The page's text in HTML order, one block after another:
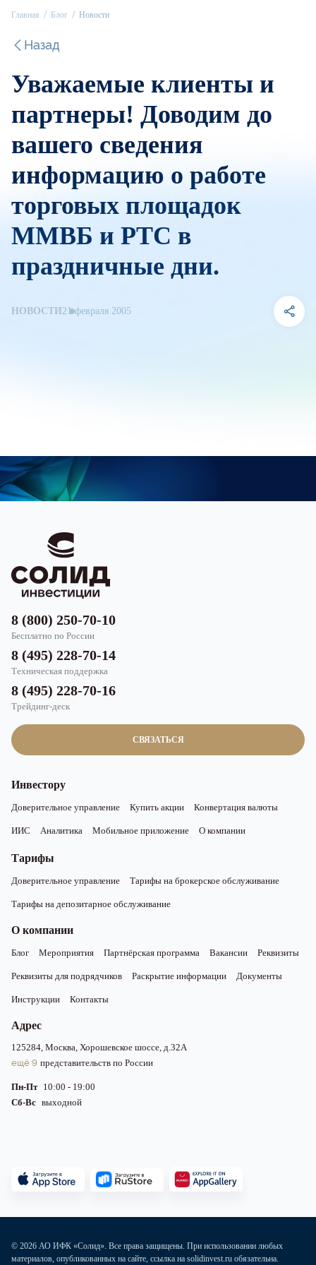
Главная Блог Новости
Назад
Уважаемые клиенты и
партнеры! Доводим до
вашего сведения
информацию о работе
торговых площадок
ММВБ и РТС в
праздничные дни.
НОВОСТИ 21 февраля 2005
СВЯЗАТЬСЯ
8 (800) 250-70-10
Бесплатно по России
8 (495) 228-70-14
Техническая поддержка
8 (495) 228-70-16
Трейдинг-деск
Инвестору
Доверительное управление Купить акции Конвертация валюты
ИИС Аналитика Мобильное приложение О компании
Тарифы
Доверительное управление Тарифы на брокерское обслуживание
Тарифы на депозитарное обслуживание
О компании
Блог Мероприятия Партнёрская программа Вакансии Реквизиты
Реквизиты для подрядчиков Раскрытие информации Документы
Инструкции Контакты
Адрес
125284, Москва, Хорошевское шоссе, д.32А
ещё 9 представительств по России
Пн-Пт 10:00 - 19:00
Сб-Вс выходной
© 2026 АО ИФК «Солид». Все права защищены. При использовании любых
материалов, опубликованных на сайте, ссылка на solidinvest.ru обязательна.